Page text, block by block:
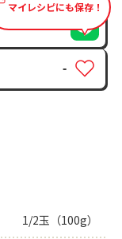
マイレシピにも保存！
-
1/2玉（100g）